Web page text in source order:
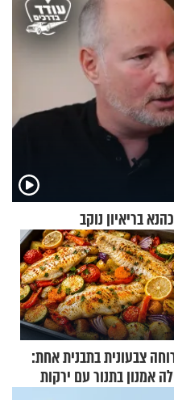
בריאיון נוקב
צבעונית בתבנית אחת:
אמנון בתנור עם ירקות